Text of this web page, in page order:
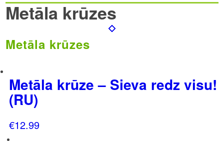
Metāla krūzes
Metāla krūzes
Metāla krūze – Sieva redz visu!
(RU)
€12.99